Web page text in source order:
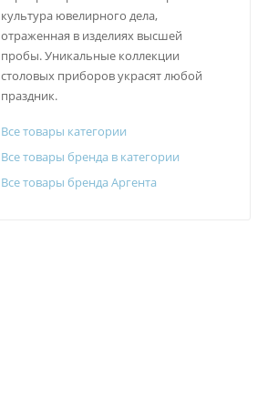
культура ювелирного дела,
отраженная в изделиях высшей
пробы. Уникальные коллекции
столовых приборов украсят любой
праздник.
Все товары категории
Все товары бренда в категории
Все товары бренда Аргента